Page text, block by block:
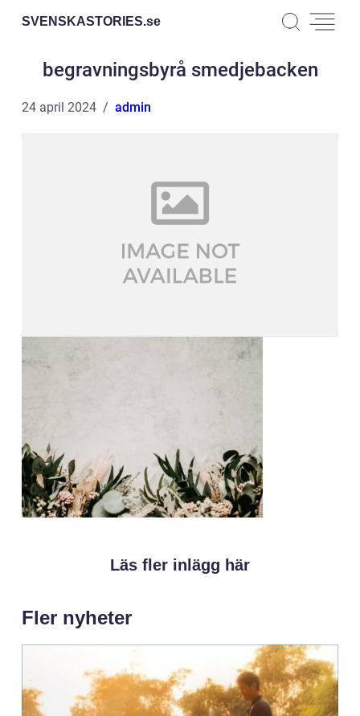
SVENSKASTORIES.se
begravningsbyrå smedjebacken
24 april 2024 admin
Läs fler inlägg här
Fler nyheter